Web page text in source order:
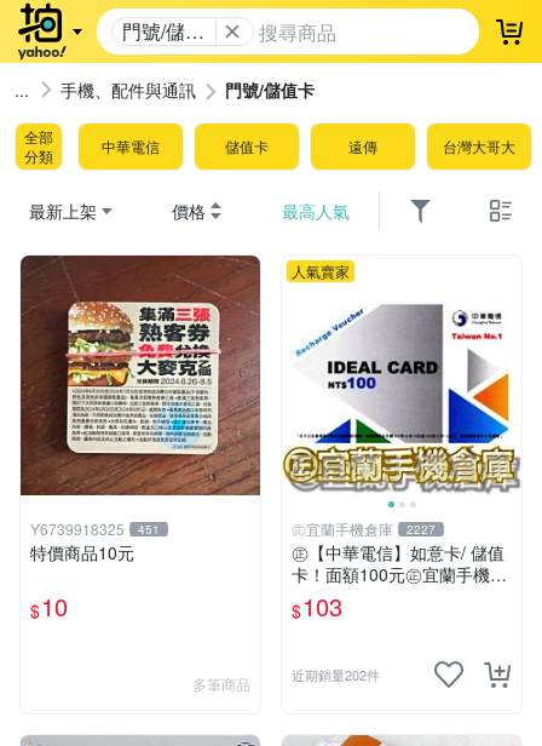
門號/儲值
卡
登
手機、配件與通訊 門號/儲值卡
全部
分類
中華電信 儲值卡 遠傳 台灣大哥大
最新上架 價格 最高人氣
Y6739918325 451
特價商品10元
$10
多筆商品
人氣賣家
㊣宜蘭手機倉庫 2227
㊣【中華電信】如意卡/ 儲值
卡！面額100元㊣宜蘭手機倉
庫
$103
近期銷量202件